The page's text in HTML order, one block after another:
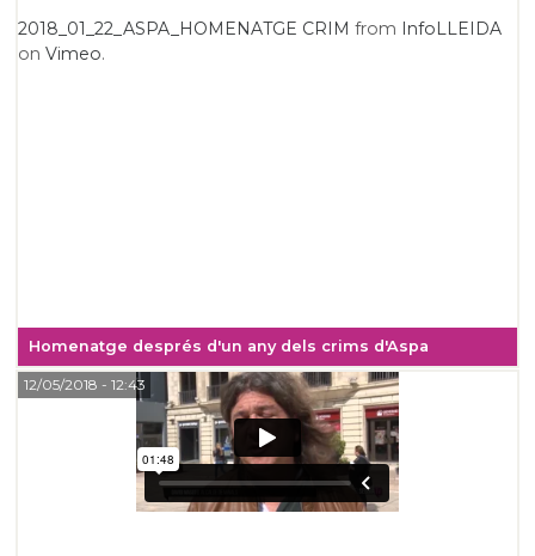
2018_01_22_ASPA_HOMENATGE CRIM from InfoLLEIDA
onVimeo.
Homenatge després d'un any dels crims d'Aspa
12/05/2018 - 12:43